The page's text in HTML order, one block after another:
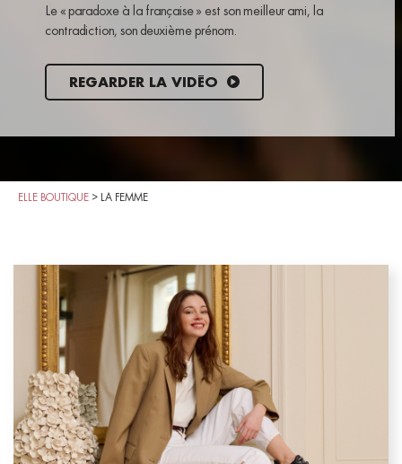
Le « paradoxe à la française » est son meilleur ami, la
contradiction, son deuxième prénom.
REGARDER LA VIDÉO
ELLE BOUTIQUE > LA FEMME